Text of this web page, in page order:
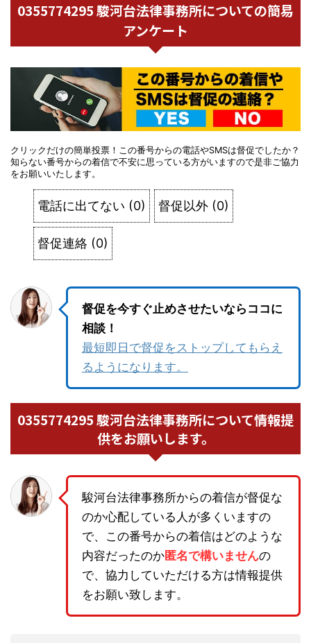
0355774295 駿河台法律事務所についての簡易
アンケート
クリックだけの簡単投票！この番号からの電話やSMSは督促でしたか？
知らない番号からの着信で不安に思っている方がいますので是非ご協力
をお願いいたします。
電話に出てない (0) 督促以外 (0)
督促連絡 (0)
督促を今すぐ止めさせたいならココに
相談！
最短即日で督促をストップしてもらえ
るようになります。
0355774295 駿河台法律事務所について情報提
供をお願いします。
駿河台法律事務所からの着信が督促な
のか心配している人が多くいますの
で、この番号からの着信はどのような
内容だったのか匿名で構いませんの
で、協力していただける方は情報提供
をお願い致します。